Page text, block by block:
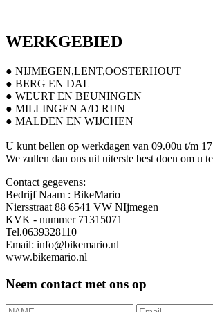
WERKGEBIED
● NIJMEGEN,LENT,OOSTERHOUT
● BERG EN DAL
● WEURT EN BEUNINGEN
● MILLINGEN A/D RIJN
● MALDEN EN WIJCHEN
U kunt bellen op werkdagen van 09.00u t/m
We zullen dan ons uit uiterste best doen om u
Contact gegevens:
Bedrijf Naam : BikeMario
Niersstraat 88 6541 VW NIjmegen
KVK - nummer 71315071
Tel.0639328110
Email: info@bikemario.nl
www.bikemario.nl
Neem contact met ons op